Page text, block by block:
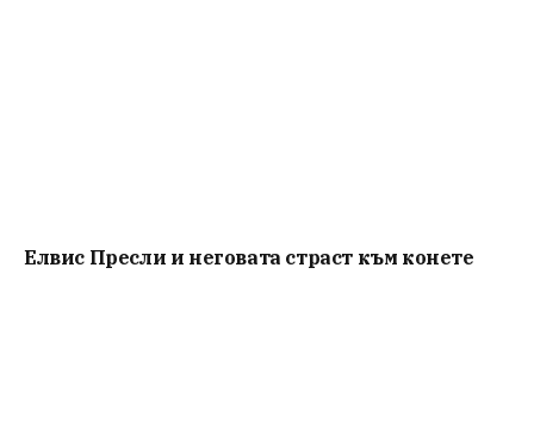
Елвис Пресли и неговата страст към конете